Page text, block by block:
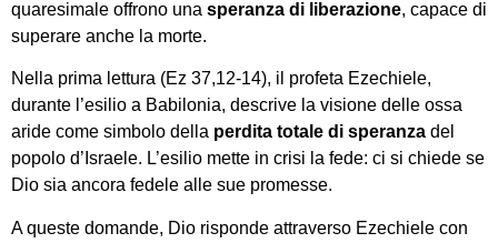
quaresimale offrono una speranza di liberazione, capace di
superare anche la morte.
Nella prima lettura (Ez 37,12-14), il profeta Ezechiele,
durante l’esilio a Babilonia, descrive la visione delle ossa
aride come simbolo della perdita totale di speranza del
popolo d’Israele. L’esilio mette in crisi la fede: ci si chiede se
Dio sia ancora fedele alle sue promesse.
A queste domande, Dio risponde attraverso Ezechiele con